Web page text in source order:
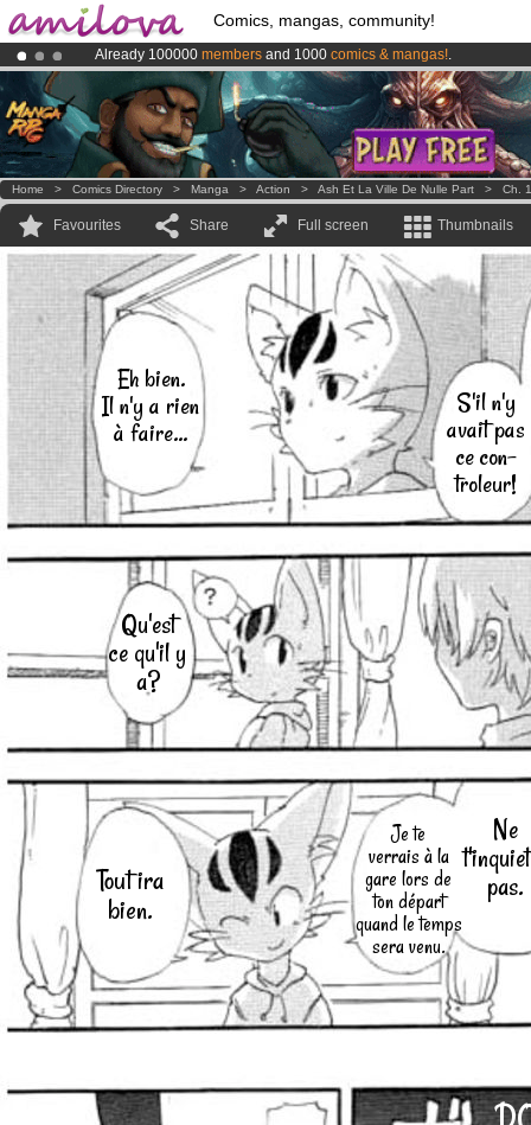
Comics, mangas, community!
Already 100000 members and 1000 comics & mangas!.
Premium membership from3.95 eurosper month !Get membership
AmilovaKickstarter is now LIVE!.
Home > Comics Directory > Manga > Action > Ash Et La Ville De Nulle Part > Ch. 1
Favourites Share Full screen Thumbnails
S'il n'y
avait pas
ce con-
troleur!
Eh bien.
Il n'y a rien
à faire...
Qu'est
ce qu'il y
a?
Ne
pas.
Je te
verrais à la
gare lors de
ton départ
quand le temps
sera venu.
Tout ira
bien.